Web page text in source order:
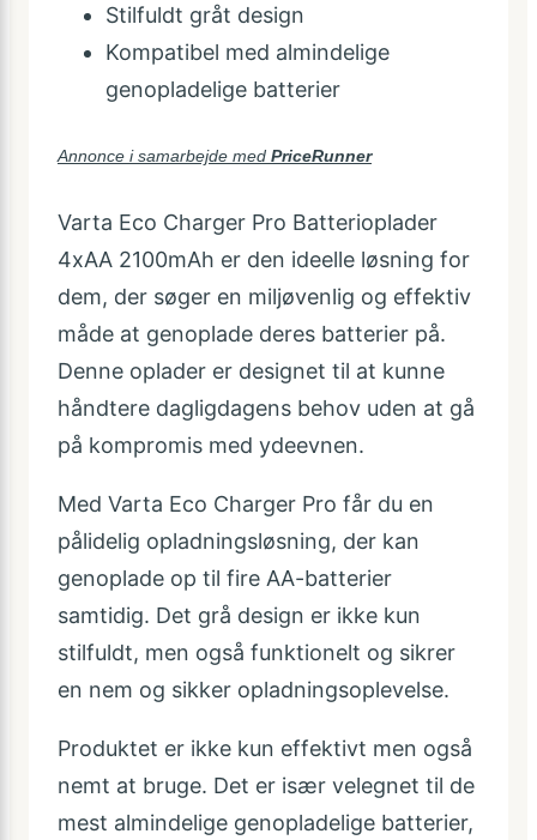
Stilfuldt gråt design
Kompatibel med almindelige
genopladelige batterier
Annonce i samarbejde med PriceRunner
Varta Eco Charger Pro Batterioplader
4xAA 2100mAh er den ideelle løsning for
dem, der søger en miljøvenlig og effektiv
måde at genoplade deres batterier på.
Denne oplader er designet til at kunne
håndtere dagligdagens behov uden at gå
på kompromis med ydeevnen.
Med Varta Eco Charger Pro får du en
pålidelig opladningsløsning, der kan
genoplade op til fire AA-batterier
samtidig. Det grå design er ikke kun
stilfuldt, men også funktionelt og sikrer
en nem og sikker opladningsoplevelse.
Produktet er ikke kun effektivt men også
nemt at bruge. Det er især velegnet til de
mest almindelige genopladelige batterier,